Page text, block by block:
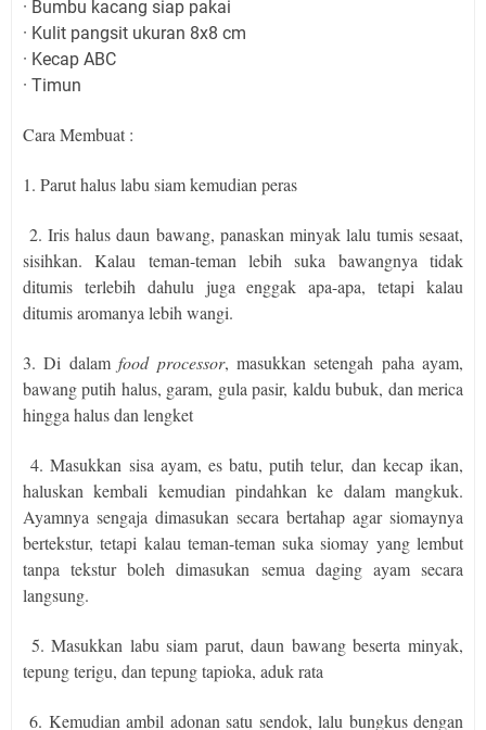
· Bumbu kacang siap pakai
· Kulit pangsit ukuran 8x8 cm
· Kecap ABC
· Timun
Cara Membuat :
1. Parut halus labu siam kemudian peras
2. Iris halus daun bawang, panaskan minyak lalu tumis sesaat,
sisihkan. Kalau teman-teman lebih suka bawangnya tidak
ditumis terlebih dahulu juga enggak apa-apa, tetapi kalau
ditumis aromanya lebih wangi.
3. Di dalamfood processor, masukkan setengah paha ayam,
bawang putih halus, garam, gula pasir, kaldu bubuk, dan merica
hingga halus dan lengket
4. Masukkan sisa ayam, es batu, putih telur, dan kecap ikan,
haluskan kembali kemudian pindahkan ke dalam mangkuk.
Ayamnya sengaja dimasukan secara bertahap agar siomaynya
bertekstur, tetapi kalau teman-teman suka siomay yang lembut
tanpa tekstur boleh dimasukan semua daging ayam secara
langsung.
5. Masukkan labu siam parut, daun bawang beserta minyak,
tepung terigu, dan tepung tapioka, aduk rata
6. Kemudian ambil adonan satu sendok, lalu bungkus dengan